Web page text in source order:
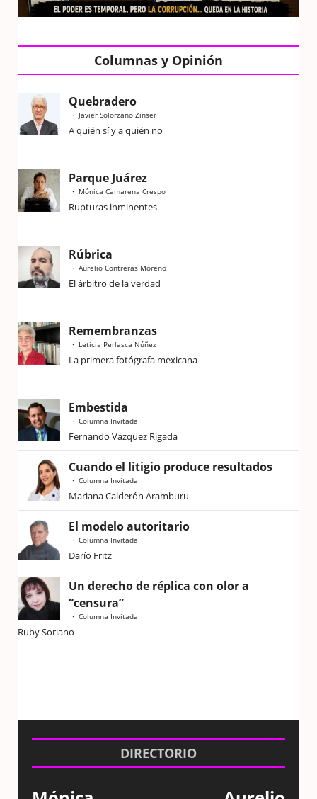
Columnas y Opinión
Quebradero
Javier Solorzano Zinser
A quién sí y a quién no
Parque Juárez
Mónica Camarena Crespo
Rupturas inminentes
Rúbrica
Aurelio Contreras Moreno
El árbitro de la verdad
Remembranzas
Leticia Perlasca Núñez
La primera fotógrafa mexicana
Embestida
Columna Invitada
Fernando Vázquez Rigada
Cuando el litigio produce resultados
Columna Invitada
Mariana Calderón Aramburu
El modelo autoritario
Columna Invitada
Darío Fritz
Un derecho de réplica con olor a
“censura”
Columna Invitada
Ruby Soriano
DIRECTORIO